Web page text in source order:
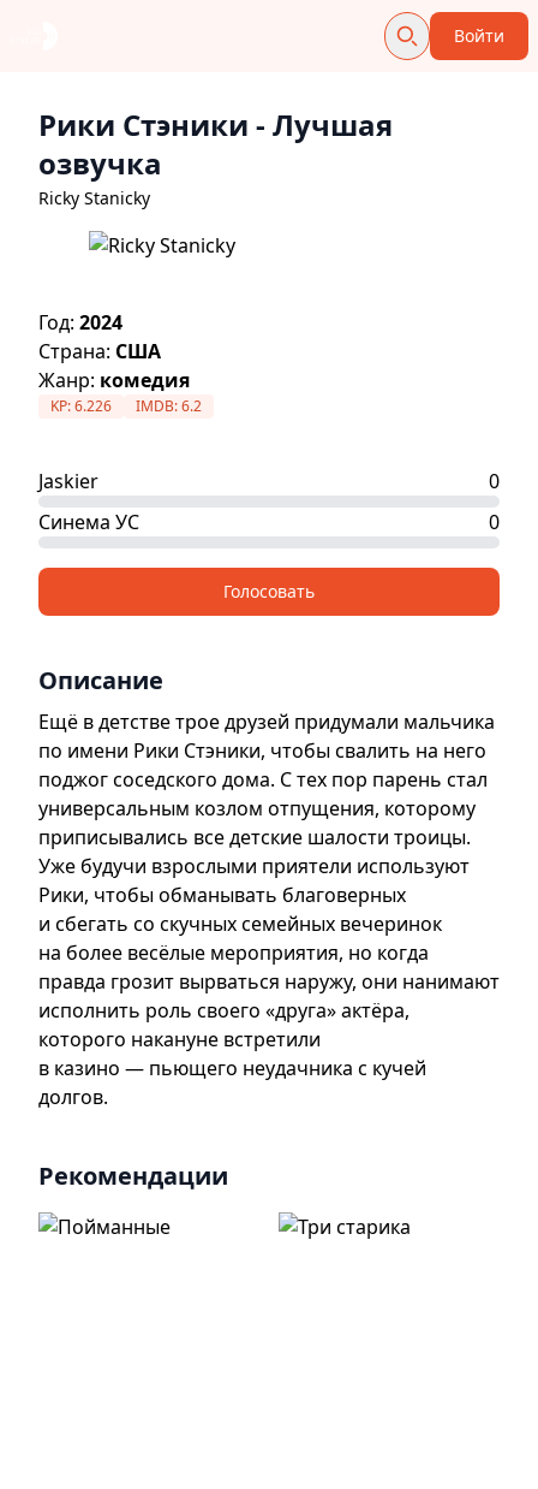
Войти
Рики Стэники - Лучшая
озвучка
Ricky Stanicky
Год: 2024
Страна: США
Жанр: комедия
KP:6.226 IMDB:6.2
Jaskier
0
Синема УС
0
Голосовать
Описание
Ещё в детстве трое друзей придумали мальчика
по имени Рики Стэники, чтобы свалить на него
поджог соседского дома. С тех пор парень стал
универсальным козлом отпущения, которому
приписывались все детские шалости троицы.
Уже будучи взрослыми приятели используют
Рики, чтобы обманывать благоверных
и сбегать со скучных семейных вечеринок
на более весёлые мероприятия, но когда
правда грозит вырваться наружу, они нанимают
исполнить роль своего «друга» актёра,
которого накануне встретили
в казино — пьющего неудачника с кучей
долгов.
Рекомендации